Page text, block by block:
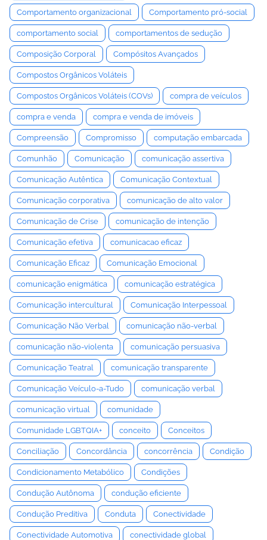
Comportamento organizacional Comportamento pró-social
comportamento social comportamentos de sedução
Composição Corporal Compósitos Avançados
Compostos Orgânicos Voláteis
Compostos Orgânicos Voláteis (COVs) compra de veículos
compra e venda compra e venda de imóveis
Compreensão Compromisso computação embarcada
Comunhão Comunicação comunicação assertiva
Comunicação Autêntica Comunicação Contextual
Comunicação corporativa comunicação de alto valor
Comunicação de Crise comunicação de intenção
Comunicação efetiva comunicacao eficaz
Comunicação Eficaz Comunicação Emocional
comunicação enigmática comunicação estratégica
Comunicação intercultural Comunicação Interpessoal
Comunicação Não Verbal comunicação não-verbal
comunicação não-violenta comunicação persuasiva
Comunicação Teatral comunicação transparente
Comunicação Veículo-a-Tudo comunicação verbal
comunicação virtual comunidade
Comunidade LGBTQIA+ conceito Conceitos
Conciliação Concordância concorrência Condição
Condicionamento Metabólico Condições
Condução Autônoma condução eficiente
Condução Preditiva Conduta Conectividade
Conectividade Automotiva conectividade global